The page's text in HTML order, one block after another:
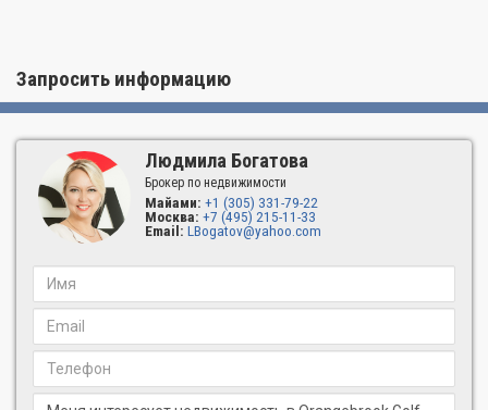
Запросить информацию
Людмила Богатова
Брокер по недвижимости
Майами: +1 (305) 331-79-22
Москва: +7 (495) 215-11-33
Email: LBogatov@yahoo.com